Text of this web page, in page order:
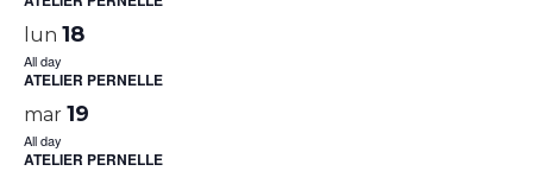
lun 18
All day
ATELIER PERNELLE
mar 19
All day
ATELIER PERNELLE